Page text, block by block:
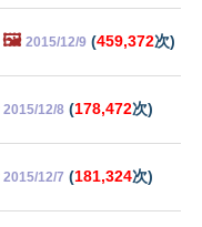
🖼️ 2015/12/9 (459,372次)
2015/12/8 (178,472次)
2015/12/7 (181,324次)